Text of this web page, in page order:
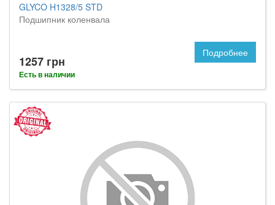
GLYCO H1328/5 STD
Подшипник коленвала
1257 грн
Есть в наличии
Подробнее